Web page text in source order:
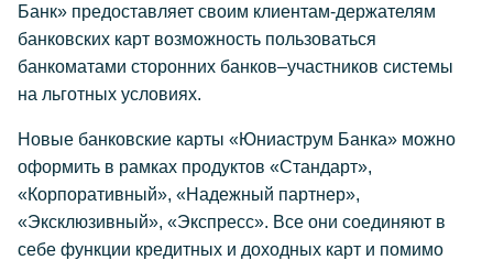
Банк» предоставляет своим клиентам-держателям
банковских карт возможность пользоваться
банкоматами сторонних банков–участников системы
на льготных условиях.
Новые банковские карты «Юниаструм Банка» можно
оформить в рамках продуктов «Стандарт»,
«Корпоративный», «Надежный партнер»,
«Эксклюзивный», «Экспресс». Все они соединяют в
себе функции кредитных и доходных карт и помимо